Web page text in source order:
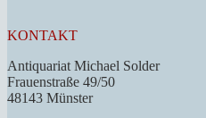
KONTAKT
Antiquariat Michael Solder
Frauenstraße 49/50
48143 Münster